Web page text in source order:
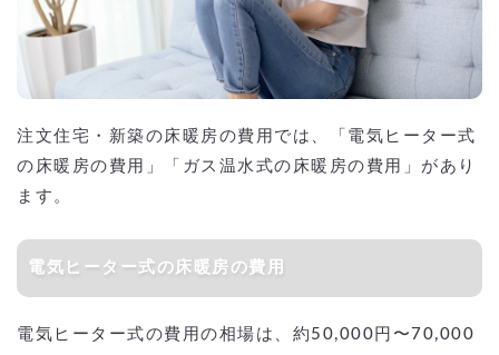
注文住宅・新築の床暖房の費用では、「電気ヒーター式
の床暖房の費用」「ガス温水式の床暖房の費用」があり
ます。
電気ヒーター式の床暖房の費用
電気ヒーター式の費用の相場は、約50,000円〜70,000